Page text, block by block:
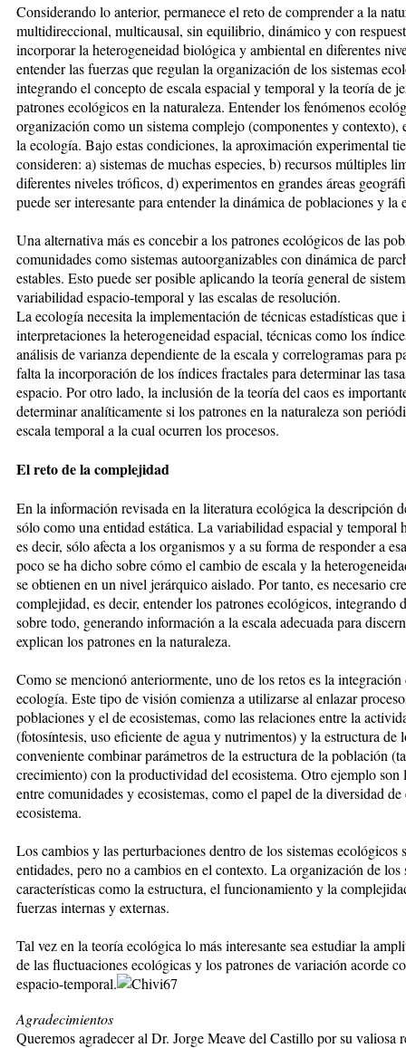
Considerando lo anterior, permanece el reto de comprender a la
multidireccional, multicausal, sin equilibrio, dinámico y con
incorporar la heterogeneidad biológica y ambiental en diferentes
entender las fuerzas que regulan la organización de los sistemas
integrando el concepto de escala espacial y temporal y la teoría de
patrones ecológicos en la naturaleza. Entender los fenómenos
organización como un sistema complejo (componentes y contexto),
la ecología. Bajo estas condiciones, la aproximación experimental
consideren: a) sistemas de muchas especies, b) recursos múltiples
diferentes niveles tróficos, d) experimentos en grandes áreas
puede ser interesante para entender la dinámica de poblaciones y la
Una alternativa más es concebir a los patrones ecológicos de las
comunidades como sistemas autoorganizables con dinámica de
estables. Esto puede ser posible aplicando la teoría general de
variabilidad espacio-temporal y las escalas de resolución.
La ecología necesita la implementación de técnicas estadísticas que
interpretaciones la heterogeneidad espacial, técnicas como los
análisis de varianza dependiente de la escala y correlogramas para
falta la incorporación de los índices fractales para determinar las
espacio. Por otro lado, la inclusión de la teoría del caos es
determinar analíticamente si los patrones en la naturaleza son
escala temporal a la cual ocurren los procesos.
El reto de la complejidad
En la información revisada en la literatura ecológica la descripción
sólo como una entidad estática. La variabilidad espacial y temporal
es decir, sólo afecta a los organismos y a su forma de responder a
poco se ha dicho sobre cómo el cambio de escala y la
se obtienen en un nivel jerárquico aislado. Por tanto, es necesario
complejidad, es decir, entender los patrones ecológicos, integrando
sobre todo, generando información a la escala adecuada para
explican los patrones en la naturaleza.
Como se mencionó anteriormente, uno de los retos es la
ecología. Este tipo de visión comienza a utilizarse al enlazar
poblaciones y el de ecosistemas, como las relaciones entre la
(fotosíntesis, uso eficiente de agua y nutrimentos) y la estructura de
conveniente combinar parámetros de la estructura de la población
crecimiento) con la productividad del ecosistema. Otro ejemplo son
entre comunidades y ecosistemas, como el papel de la diversidad
ecosistema.
Los cambios y las perturbaciones dentro de los sistemas ecológicos
entidades, pero no a cambios en el contexto. La organización de los
características como la estructura, el funcionamiento y la
fuerzas internas y externas.
Tal vez en la teoría ecológica lo más interesante sea estudiar la
de las fluctuaciones ecológicas y los patrones de variación acorde
espacio-temporal.
Agradecimientos
Queremos agradecer al Dr. Jorge Meave del Castillo por su valiosa